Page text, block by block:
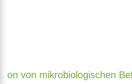
on von mikrobiologischen